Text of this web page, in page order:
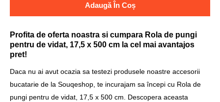
Adaugă În Coș
Profita de oferta noastra si cumpara Rola de pungi
pentru de vidat, 17,5 x 500 cm la cel mai avantajos
pret!
Daca nu ai avut ocazia sa testezi produsele noastre accesorii
bucatarie de la Souqeshop, te incurajam sa începi cu Rola de
pungi pentru de vidat, 17,5 x 500 cm. Descopera aceasta